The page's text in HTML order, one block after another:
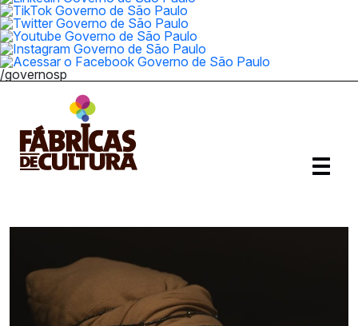
/governosp